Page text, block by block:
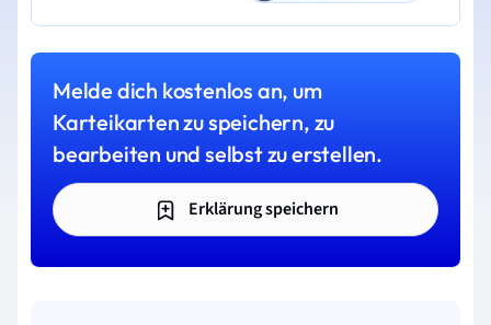
Melde dich kostenlos an, um
Karteikarten zu speichern, zu
bearbeiten und selbst zu erstellen.
Erklärung speichern